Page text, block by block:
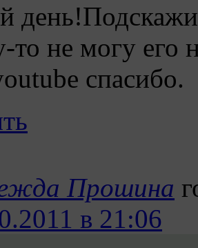
то не могу его
спасибо.
Прошина
в 21:06